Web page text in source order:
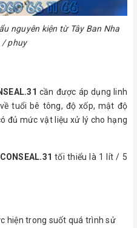
nguyên kiện từ Tây Ban Nha
/ phuy
cần được áp dụng linh
tuổi bê tông, độ xốp, mật độ
đủ mức vật liệu xử lý cho hạng
tối thiểu là 1 lít / 5
hiện trong suốt quá trình sử